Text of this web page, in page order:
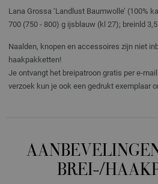
Lana Grossa ‘Landlust Baumwolle’ (100%
700 (750 - 800) g ijsblauw (kl 27); breinld
Naalden, knopen en accessoires zijn niet
haakpakketten!
Je ontvangt het breipatroon gratis per e-
verzoek kun je ook een gedrukt exemplaar
BREI-/